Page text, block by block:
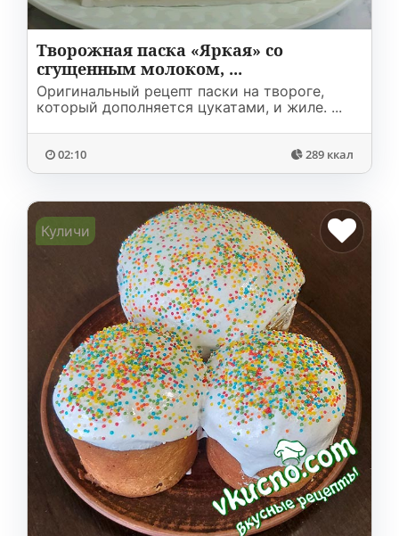
Творожная паска «Яркая» со
сгущенным молоком, ...
Оригинальный рецепт паски на твороге,
который дополняется цукатами, и жиле. ...
02:10 289 ккал
Куличи